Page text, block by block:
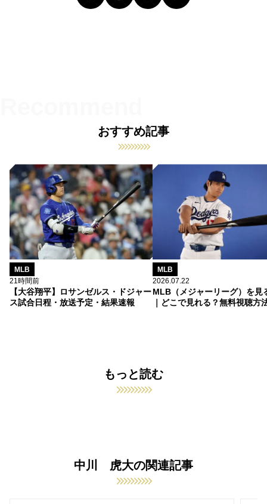
おすすめ記事
MLB
21時間前
【大谷翔平】ロサンゼルス・ドジャー
ス試合日程・放送予定・結果速報
MLB
2026.07.22
MLB（メジャーリーグ）を見
｜どこで見れる？無料視聴方
もっと読む
中川 虎大の関連記事